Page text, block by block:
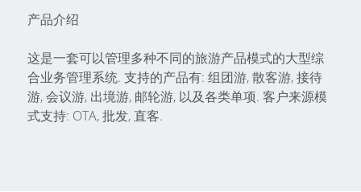
产品介绍
这是一套可以管理多种不同的旅游产品模式的大型综
合业务管理系统. 支持的产品有: 组团游, 散客游, 接待
游, 会议游, 出境游, 邮轮游, 以及各类单项. 客户来源模
式支持: OTA, 批发, 直客.